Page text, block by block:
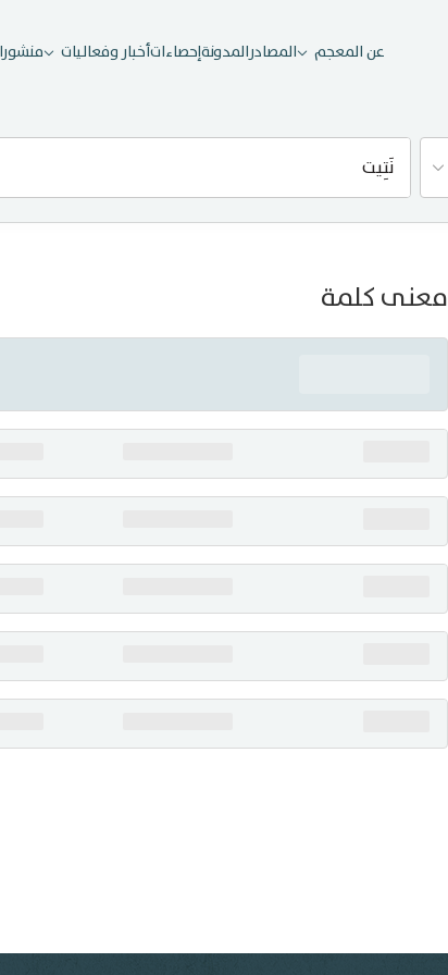
عن المعجم المصادرالمدونةإحصاءاتأخبار وفعاليات
معنى كلمة